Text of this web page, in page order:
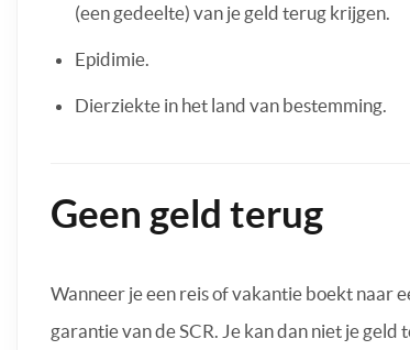
(een gedeelte) van je geld terug krijgen.
Epidimie.
Dierziekte in het land van bestemming.
Geen geld terug
Wanneer je een reis of vakantie boekt naar
garantie van de SCR. Je kan dan niet je geld